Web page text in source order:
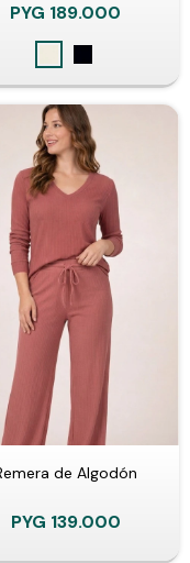
PYG 189.000
de Algodón
PYG 139.000